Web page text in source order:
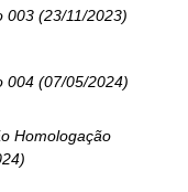
003 (23/11/2023)
004 (07/05/2024)
Homologação